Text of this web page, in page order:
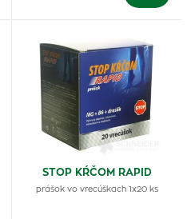
STOP KŔČOM RAPID
prášok vo vrecúškach 1x20 ks